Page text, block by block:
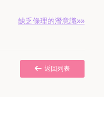
缺乏條理的潛意識»»
返回列表